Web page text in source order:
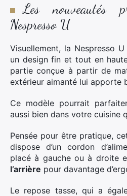
Les nouveautés
Nespresso U
Visuellement, la Nespresso
un design fin et tout en
partie conçue à partir de
extérieur aimanté lui apporte
Ce modèle pourrait
aussi bien dans votre cuisine
Pensée pour être pratique,
dispose d’un cordon
placé à gauche ou à droite
l’arrière pour davantage
Le repose tasse, qui a